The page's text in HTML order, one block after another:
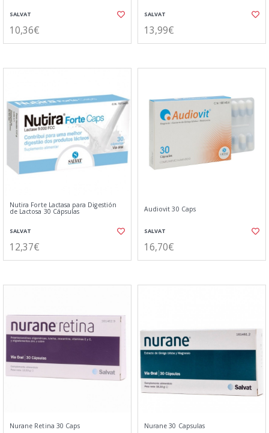
SALVAT
10,36€
SALVAT
13,99€
Nutira Forte Lactasa para Digestión
de Lactosa 30 Cápsulas
SALVAT
12,37€
Audiovit 30 Caps
SALVAT
16,70€
Nurane Retina 30 Caps Nurane 30 Capsulas